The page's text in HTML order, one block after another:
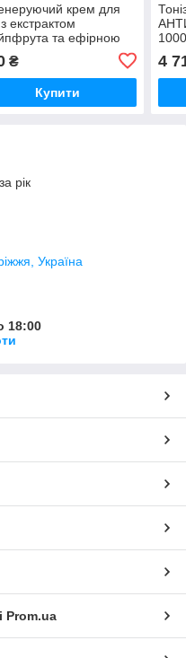
крем для
екстрактом
та ефірною
Hand Cream
100 мл
₴
Купити
4
рік
Україна
18:00
Prom.ua